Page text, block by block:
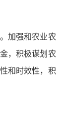
加强和农业农
，积极谋划农
和时效性，积